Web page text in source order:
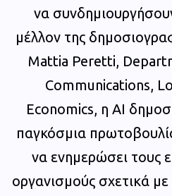
να
μέλλον της
Mattia Peretti,
Communications,
Economics, η ΑΙ
παγκόσμια
να ενημερώσει τους
οργανισμούς σχετικά